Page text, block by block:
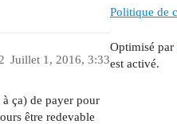
Juillet 1, 2016, 3:33
ça) de payer pour
être redevable
Politique de
Optimisé par
est activé.